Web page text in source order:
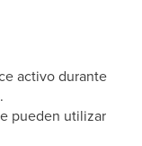
activo durante
.
pueden utilizar